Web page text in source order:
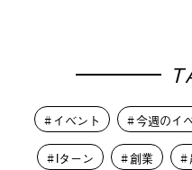
イベント 今週のイ
Iターン 創業